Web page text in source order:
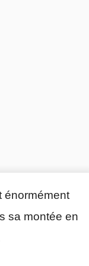
énormément
sa montée en